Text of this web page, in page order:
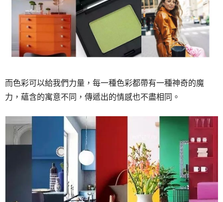
而色彩可以給我們力量，每一種色彩都帶有一種神奇的魔
力，蘊含的寓意不同，傳遞出的情感也不盡相同。